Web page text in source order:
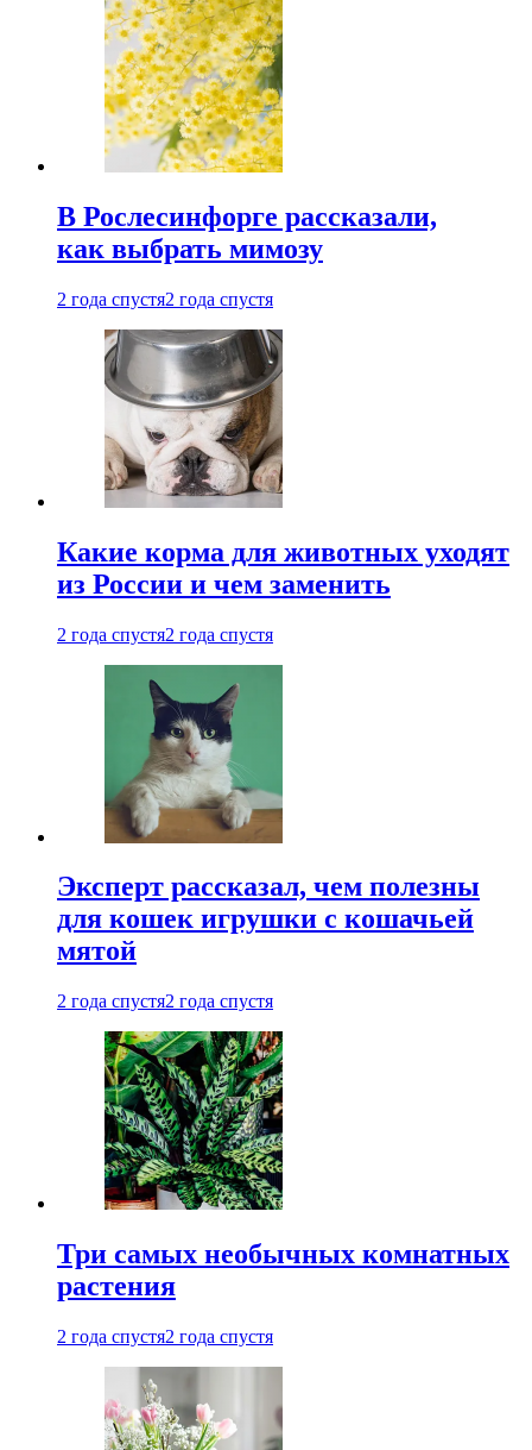
В Рослесинфорге рассказали,
как выбрать мимозу
2 года спустя2 года спустя
Какие корма для животных уходят
из России и чем заменить
2 года спустя2 года спустя
Эксперт рассказал, чем полезны
для кошек игрушки с кошачьей
мятой
2 года спустя2 года спустя
Три самых необычных комнатных
растения
2 года спустя2 года спустя